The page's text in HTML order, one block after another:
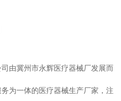
冀州市永辉医疗器械厂发展而
为一体的医疗器械生产厂家，注